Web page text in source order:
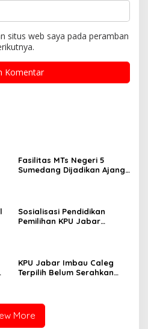
situs web saya pada peramban
Fasilitas MTs Negeri 5
Sumedang Dijadikan Ajang
Sosialisasi Pendidikan
Pemilihan KPU Jabar
KPU Jabar Imbau Caleg
Terpilih Belum Serahkan
More